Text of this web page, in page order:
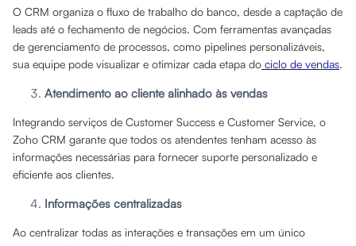
O CRM organiza o fluxo de trabalho do banco, desde a captação de
leads até o fechamento de negócios. Com ferramentas avançadas
de gerenciamento de processos, como pipelines personalizáveis,
sua equipe pode visualizar e otimizar cada etapa do ciclo de vendas.
Atendimento ao cliente alinhado às vendas
Integrando serviços de Customer Success e Customer Service, o
Zoho CRM garante que todos os atendentes tenham acesso às
informações necessárias para fornecer suporte personalizado e
eficiente aos clientes.
Informações centralizadas
Ao centralizar todas as interações e transações em um único